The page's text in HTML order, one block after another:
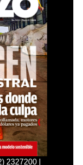
2327200 |